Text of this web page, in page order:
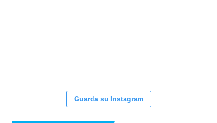
Guarda su Instagram